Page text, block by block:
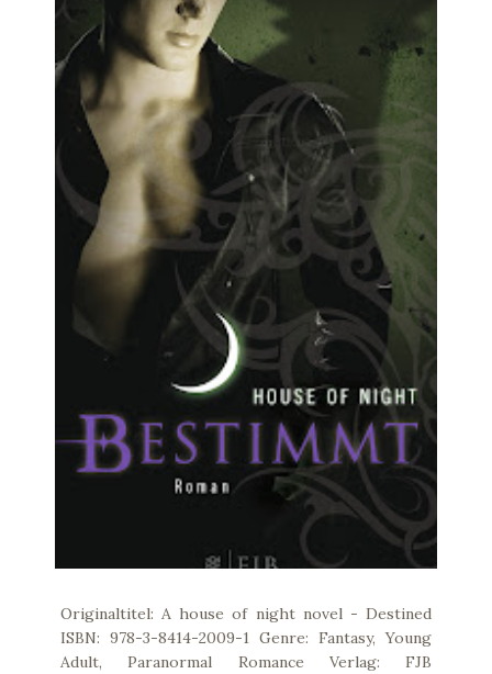
Originaltitel: A house of night novel - Destined
ISBN: 978-3-8414-2009-1 Genre: Fantasy, Young
Adult, Paranormal Romance Verlag: FJB